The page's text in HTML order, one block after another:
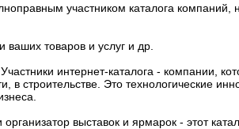
участником каталога компаний,
товаров и услуг и др.
интернет-каталога - компании,
в строительстве. Это технологические
выставок и ярмарок - этот